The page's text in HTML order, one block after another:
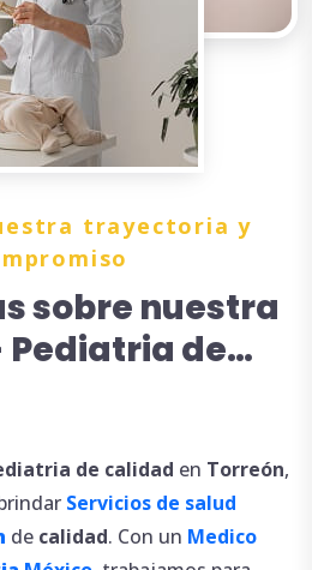
trayectoria y
sobre nuestra
de
de calidad en Torreón,
Servicios de salud
de calidad. Con un Medico